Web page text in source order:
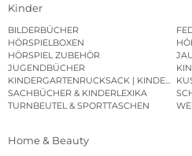
Kinder
BILDERBÜCHER
HÖRSPIELBOXEN
HÖRSPIEL ZUBEHÖR
JUGENDBÜCHER
KINDERGARTENRUCKSACK |
SACHBÜCHER & KINDERLEXIKA
TURNBEUTEL & SPORTTASCHEN
Home & Beauty